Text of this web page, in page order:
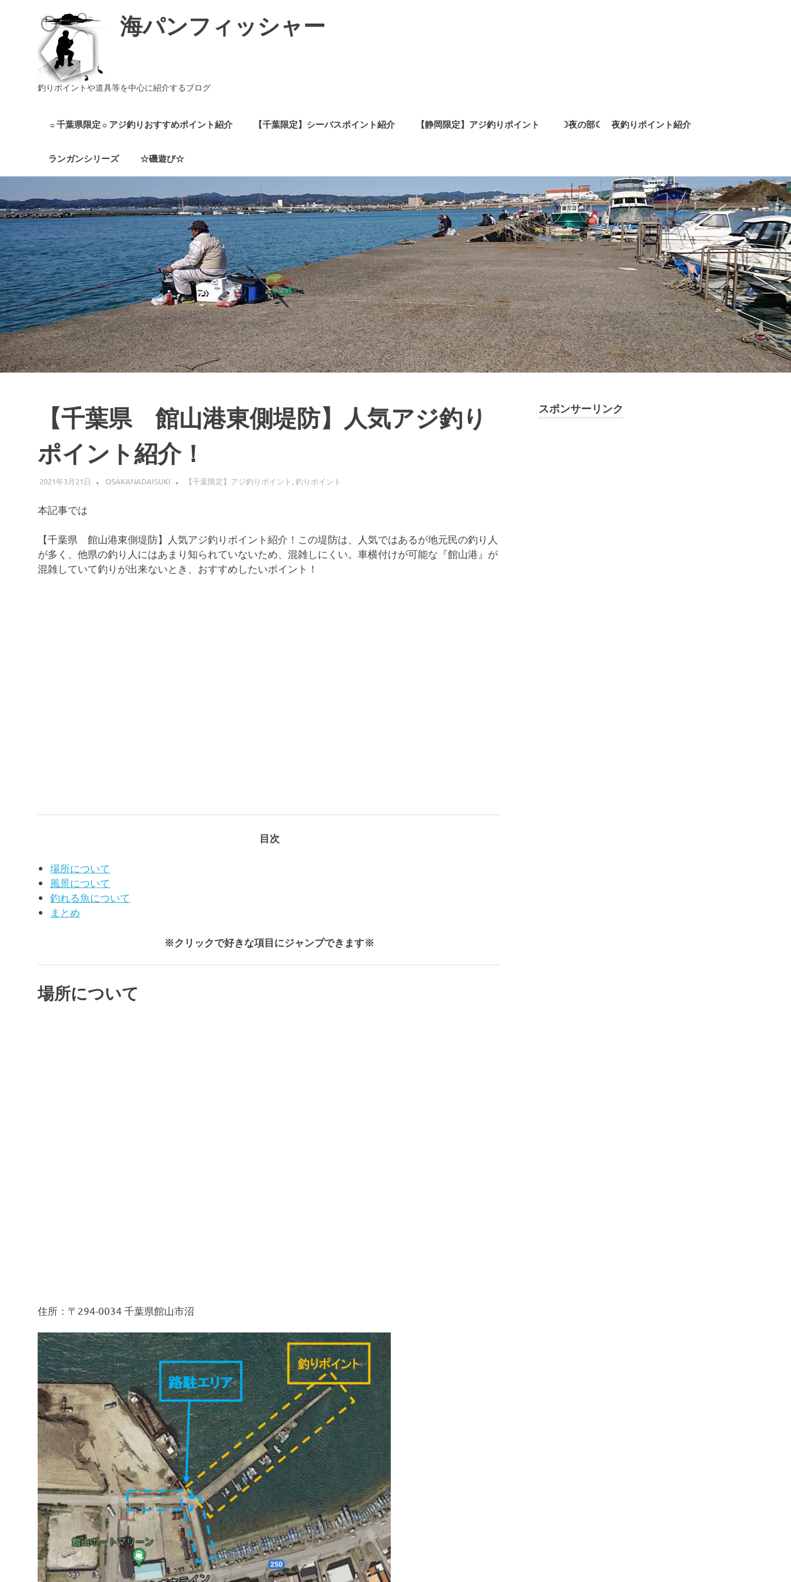
テ
ン
ツ
へ
ス
キ
ッ
プ
海パンフィッシャー
釣りポイントや道具等を中心に紹介するブログ
☼千葉県限定☼アジ釣りおすすめポイント紹介 【千葉限定】シーバスポイント紹介 【静岡限定】アジ釣りポイント ☽夜の部☾ 夜釣りポイント紹介
ランガンシリーズ ☆磯遊び☆
【千葉県 館山港東側堤防】人気アジ釣り
ポイント紹介！
2021年3月21日 OSAKANADAISUKI 【千葉限定】アジ釣りポイント ,釣りポイント
本記事では
【千葉県 館山港東側堤防】人気アジ釣りポイント紹介！この堤防は、人気ではあるが地元民の釣り人
が多く、他県の釣り人にはあまり知られていないため、混雑しにくい。車横付けが可能な『館山港』が
混雑していて釣りが出来ないとき、おすすめしたいポイント！
目次
場所について
風景について
釣れる魚について
まとめ
※クリックで好きな項目にジャンプできます※
場所について
住所：〒294-0034 千葉県館山市沼
スポンサーリンク